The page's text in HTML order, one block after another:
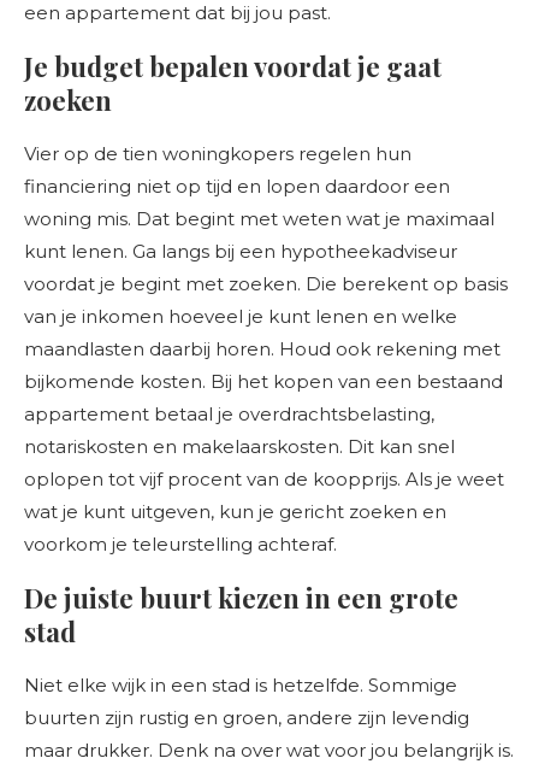
een appartement dat bij jou past.
Je budget bepalen voordat je gaat
zoeken
Vier op de tien woningkopers regelen hun
financiering niet op tijd en lopen daardoor een
woning mis. Dat begint met weten wat je maximaal
kunt lenen. Ga langs bij een hypotheekadviseur
voordat je begint met zoeken. Die berekent op basis
van je inkomen hoeveel je kunt lenen en welke
maandlasten daarbij horen. Houd ook rekening met
bijkomende kosten. Bij het kopen van een bestaand
appartement betaal je overdrachtsbelasting,
notariskosten en makelaarskosten. Dit kan snel
oplopen tot vijf procent van de koopprijs. Als je weet
wat je kunt uitgeven, kun je gericht zoeken en
voorkom je teleurstelling achteraf.
De juiste buurt kiezen in een grote
stad
Niet elke wijk in een stad is hetzelfde. Sommige
buurten zijn rustig en groen, andere zijn levendig
maar drukker. Denk na over wat voor jou belangrijk is.